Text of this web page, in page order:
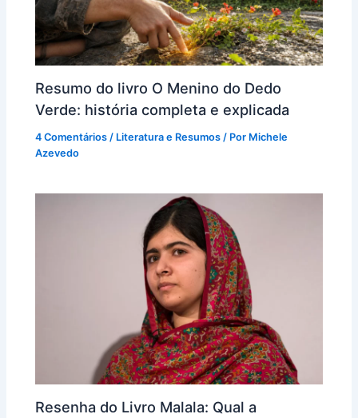
Resumo do livro O Menino do Dedo
Verde: história completa e explicada
4 Comentários / Literatura e Resumos / Por Michele
Azevedo
Resenha do Livro Malala: Qual a